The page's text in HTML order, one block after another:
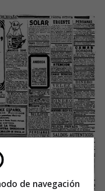
de navegación